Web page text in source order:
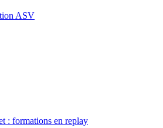
ASV
: formations en replay